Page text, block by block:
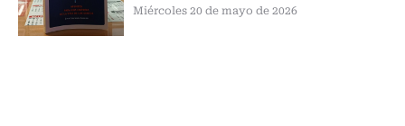
Miércoles 20 de mayo de 2026